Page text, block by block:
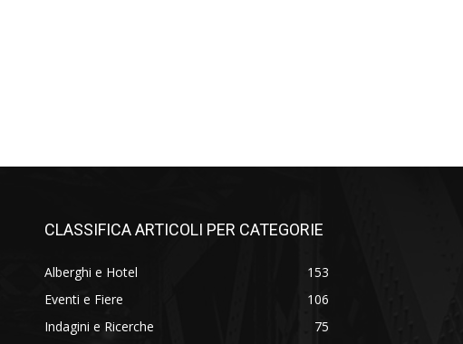
CLASSIFICA ARTICOLI PER CATEGORIE
Alberghi e Hotel
153
Eventi e Fiere
106
Indagini e Ricerche
75